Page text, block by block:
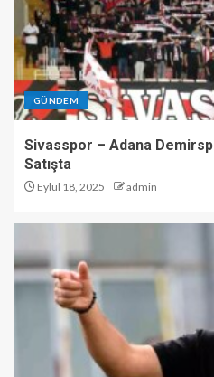
GÜNDEM
Sivasspor – Adana
Satışta
Eylül 18, 2025 admin